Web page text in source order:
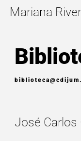
Mariana
José Carlos